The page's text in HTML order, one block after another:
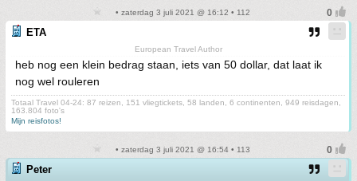
• zaterdag 3 juli 2021 @ 16:12 • 112
ETA
European Travel Author
heb nog een klein bedrag staan, iets van 50 dollar, dat laat ik
nog wel rouleren
Totaal Travel 04-24: 87 reizen, 151 vliegtickets, 58 landen, 6 continenten, 949 reisdagen,
163.804 foto's
Mijn reisfotos!
• zaterdag 3 juli 2021 @ 16:54 • 113
Peter